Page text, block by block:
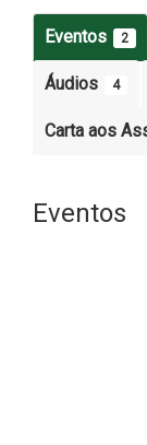
Eventos 2
Áudios 4
Carta aos
Eventos